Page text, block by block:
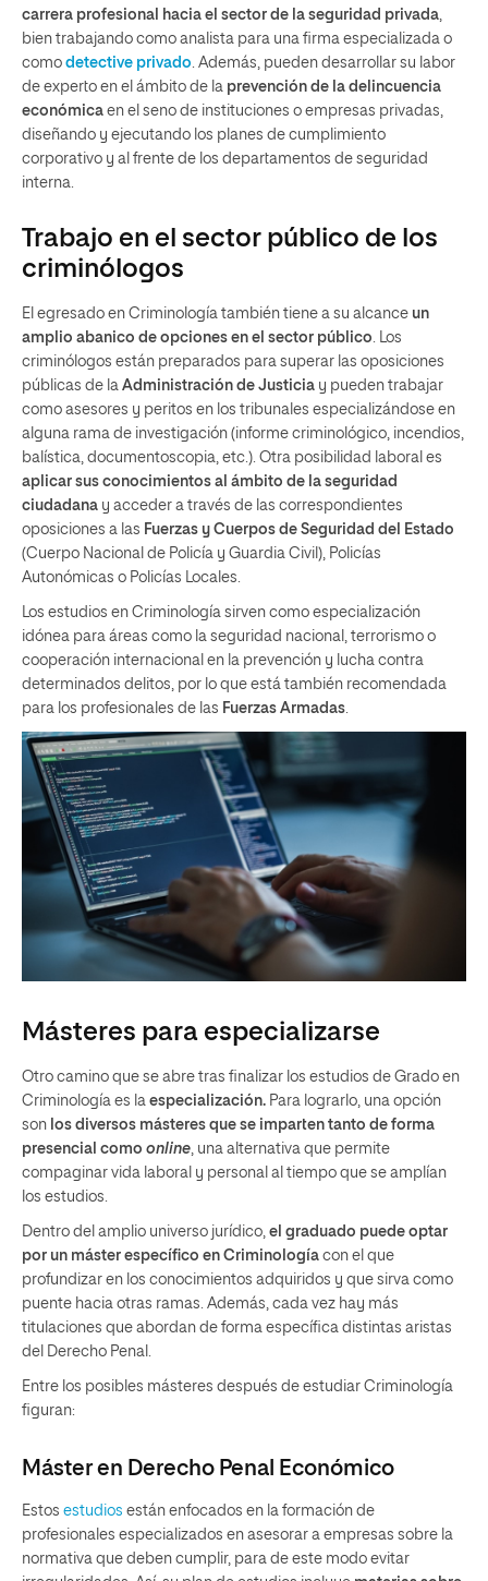
carrera profesional hacia el sector de la seguridad privada
bien trabajando como analista para una firma especializada o
como detective privado . Además, pueden desarrollar su labor
de experto en el ámbito de la prevención de la delincuencia
económica en el seno de instituciones o empresas privadas,
diseñando y ejecutando los planes de cumplimiento
corporativo y al frente de los departamentos de seguridad
interna.
Trabajo en el sector público de los
criminólogos
El egresado en Criminología también tiene a su alcance un
amplio abanico de opciones en el sector público . Los
criminólogos están preparados para superar las oposiciones
públicas de la Administración de Justicia y pueden trabajar
como asesores y peritos en los tribunales especializándose en
alguna rama de investigación (informe criminológico, incendios,
balística, documentoscopia, etc.). Otra posibilidad laboral es
aplicar sus conocimientos al ámbito de la seguridad
ciudadana y acceder a través de las correspondientes
oposiciones a las Fuerzas y Cuerpos de Seguridad del Estado
(Cuerpo Nacional de Policía y Guardia Civil), Policías
Autonómicas o Policías Locales.
Los estudios en Criminología sirven como especialización
idónea para áreas como la seguridad nacional, terrorismo o
cooperación internacional en la prevención y lucha contra
determinados delitos, por lo que está también recomendada
para los profesionales de las Fuerzas Armadas
Másteres para especializarse
Otro camino que se abre tras finalizar los estudios de Grado en
Criminología es la especialización. Para lograrlo, una opción
son los diversos másteres que se imparten tanto de forma
presencial como online, una alternativa que permite
compaginar vida laboral y personal al tiempo que se amplían
los estudios.
Dentro del amplio universo jurídico, el graduado puede optar
por un máster específico en Criminología con el que
profundizar en los conocimientos adquiridos y que sirva como
puente hacia otras ramas. Además, cada vez hay más
titulaciones que abordan de forma específica distintas aristas
del Derecho Penal.
Entre los posibles másteres después de estudiar Criminología
figuran:
Máster en Derecho Penal Económico
Estos estudios están enfocados en la formación de
profesionales especializados en asesorar a empresas sobre la
normativa que deben cumplir, para de este modo evitar